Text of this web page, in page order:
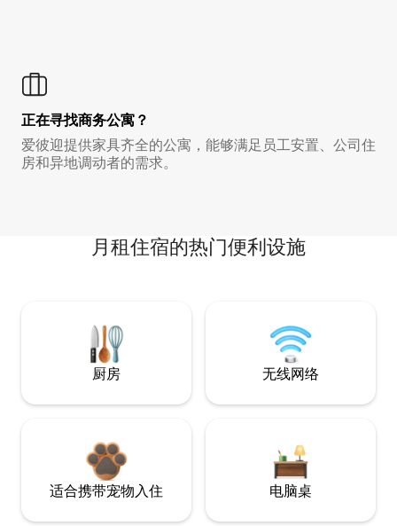
正在寻找商务公寓？
爱彼迎提供家具齐全的公寓，能够满足员工安置、公司住
房和异地调动者的需求。
月租住宿的热门便利设施
厨房 无线网络
适合携带宠物入住 电脑桌